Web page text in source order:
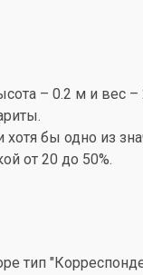
– 0.2 м и вес –
хотя бы одно
от 20 до 50%.
тип